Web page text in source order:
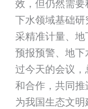
效，但仍然需
下水领域基础
采精准计量、
预报预警、地
过今天的会议
和合作，共同
为我国生态文明